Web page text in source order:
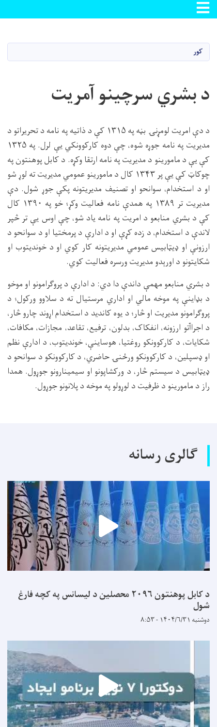
Toggle navigation
کور
د بشري سرچینو آمریت
د دې امريت لومړنۍ بڼه په ۱۳۱۵ کې د ذاتيه په نامه د تحريراتو د
مديريت په نامه جوړه شوه، چې دوه کارکوونکي يې لرل. په ۱۳۲۵
کې يې د مامورينو د مديريت په نامه ارتقا وکړه. د کابل پوهنتون په
چوکاټ کې يې پر ۱۳۴۳ کال د مامورينو عمومي مديريت ته لوړ شو
او د استخدام، سوانحو او تصنيف مديريتونه پکې جوړ شول. دې
مديريت تر ۱۳۸۹ په همدې نامه فعاليت وکړ؛ خو په ۱۳۹۰ کال
کې د بشري منابعو د امريت په نامه ياد شو، چې اوس يې تر څپر
لاندې د استخدام، د زده کړې او د ادارې د پرمختيا او د سوانحو د
ارزونې او ډيټابيس عمومي مديريتونه کار کوي او د خونديتوب او
شکايتونو د اورېدو مديريت ورسره فعاليت کوي.
د بشري منابعو مهمې داندې دا دي: د ادارې د پروګرامونو او موخو
د بډاينې په موخه مالي او اداري مرستيال ته د سلاوو ورکول؛ د
پروګرامونو مديريت او څار؛ د يوه کانديد د استخدام اړوند چارو څار،
د اجراآتو ارزونه، انفکاک، بدلون، ترفيع، تقاعد، مجازات، مکافات،
شکايات، د کارکوونکو روغتيا، هوساينې، خونديتوب، د ادارې نظم
او ډسپلين، د کارکوونکو ورځنۍ حاضري، د کارکوونکو د سوانحو د
ډيټابيس د سيستم څار، د ورکشاپونو او سيمينارونو جوړول. همدا
راز د مامورينو د ظرفيت د لوړولو په موخه د پلانونو جوړول.
گالری رسانه
د کابل پوهنتون ۲۰۹۶ محصلین د لیسانس په کچه فارغ
شول
دوشنبه ۱۴۰۴/۶/۳۱ - ۸:۵۳